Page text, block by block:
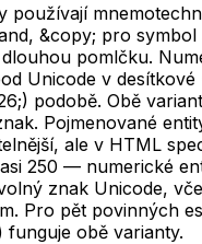
používají
&copy; pro
pomlčku.
Unicode v desítkové
podobě. Obě
Pojmenované
ale v HTML
250 — numerické
znak Unicode,
Pro pět povinných
obě varianty.